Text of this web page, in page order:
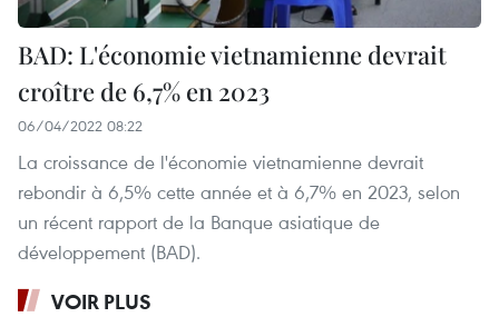
BAD: L'économie vietnamienne devrait
croître de 6,7% en 2023
06/04/2022 08:22
La croissance de l'économie vietnamienne devrait
rebondir à 6,5% cette année et à 6,7% en 2023, selon
un récent rapport de la Banque asiatique de
développement (BAD).
VOIR PLUS